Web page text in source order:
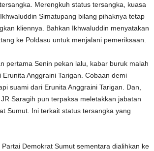
Merengkuh status tersangka, kuasa
Simatupang bilang pihaknya tetap
kliennya. Bahkan Ikhwaluddin menyatakan
ke Poldasu untuk menjalani pemeriksaan.
pertama Senin pekan lalu, kabar buruk malah
Anggraini Tarigan. Cobaan demi
suami dari Erunita Anggraini Tarigan. Dan,
Saragih pun terpaksa meletakkan jabatan
Sumut. Ini terkait status tersangka yang
Demokrat Sumut sementara dialihkan ke